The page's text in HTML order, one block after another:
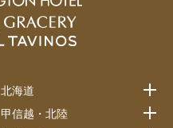
北海道
甲信越・北陸